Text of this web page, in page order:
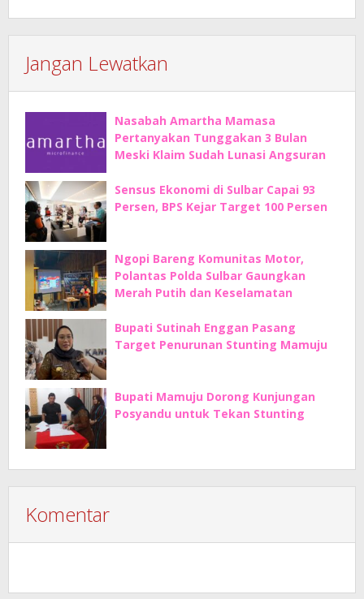
Jangan Lewatkan
Nasabah Amartha Mamasa
Pertanyakan Tunggakan 3 Bulan
Meski Klaim Sudah Lunasi Angsuran
Sensus Ekonomi di Sulbar Capai 93
Persen, BPS Kejar Target 100 Persen
Ngopi Bareng Komunitas Motor,
Polantas Polda Sulbar Gaungkan
Merah Putih dan Keselamatan
Bupati Sutinah Enggan Pasang
Target Penurunan Stunting Mamuju
Bupati Mamuju Dorong Kunjungan
Posyandu untuk Tekan Stunting
Komentar